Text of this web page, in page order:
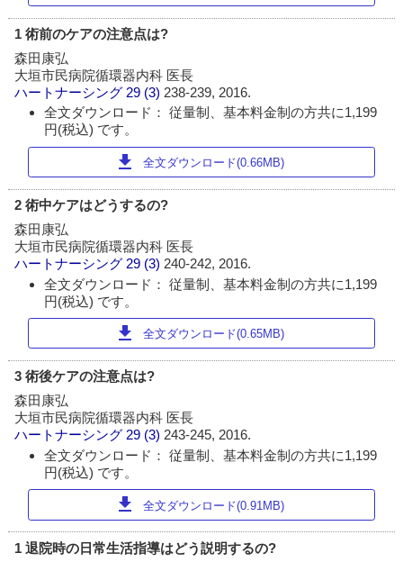
1 術前のケアの注意点は?
森田康弘
大垣市民病院循環器内科 医長
ハートナーシング 29 (3) 238-239, 2016.
全文ダウンロード： 従量制、基本料金制の方共に1,199
円(税込) です。
download 全文ダウンロード(0.66MB)
2 術中ケアはどうするの?
森田康弘
大垣市民病院循環器内科 医長
ハートナーシング 29 (3) 240-242, 2016.
全文ダウンロード： 従量制、基本料金制の方共に1,199
円(税込) です。
download 全文ダウンロード(0.65MB)
3 術後ケアの注意点は?
森田康弘
大垣市民病院循環器内科 医長
ハートナーシング 29 (3) 243-245, 2016.
全文ダウンロード： 従量制、基本料金制の方共に1,199
円(税込) です。
download 全文ダウンロード(0.91MB)
1 退院時の日常生活指導はどう説明するの?